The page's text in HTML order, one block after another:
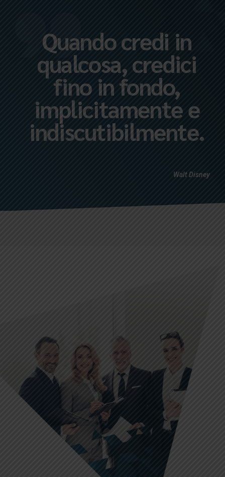
Quando credi in
qualcosa, credici
fino in fondo,
implicitamente e
indiscutibilmente.
Walt Disney